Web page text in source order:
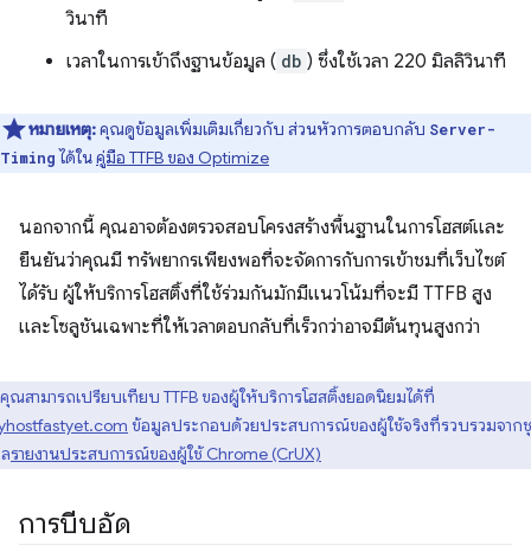
วินาที
เวลาในการเข้าถึงฐานข้อมูล ( db ) ซึ่งใช้เวลา 220 มิลลิวินาที
หมายเหตุ:คุณดูข้อมูลเพิ่มเติมเกี่ยวกับ ส่วนหัวการตอบกลับ Server-
Timing ได้ในคู่มือ TTFB ของ Optimize
นอกจากนี้ คุณอาจต้องตรวจสอบโครงสร้างพื้นฐานในการโฮสต์และ
ยืนยันว่าคุณมี ทรัพยากรเพียงพอที่จะจัดการกับการเข้าชมที่เว็บไซต์
ได้รับ ผู้ให้บริการโฮสติ้งที่ใช้ร่วมกันมักมีแนวโน้มที่จะมี TTFB สูง
และโซลูชันเฉพาะที่ให้เวลาตอบกลับที่เร็วกว่าอาจมีต้นทุนสูงกว่า
คุณสามารถเปรียบเทียบ TTFB ของผู้ให้บริการโฮสติ้งยอดนิยมได้ที่
ข้อมูลประกอบด้วยประสบการณ์ของผู้ใช้จริงที่รวบรวมจาก
รายงานประสบการณ์ของผู้ใช้ Chrome (CrUX)
การบีบอัด